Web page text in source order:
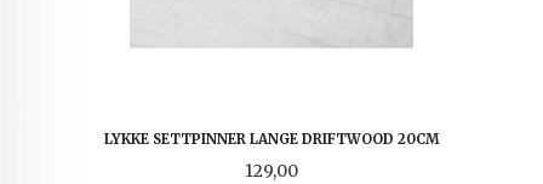
LYKKE SETTPINNER LANGE DRIFTWOOD 20CM
Pris
129,00